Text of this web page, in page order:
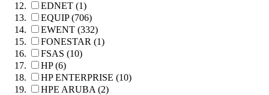
EDNET (1)
EQUIP (706)
EWENT (332)
FONESTAR (1)
FSAS (10)
HP (6)
HP ENTERPRISE (10)
HPE ARUBA (2)